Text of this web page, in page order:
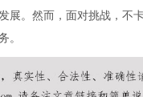
展。然而，面对挑战，不
。